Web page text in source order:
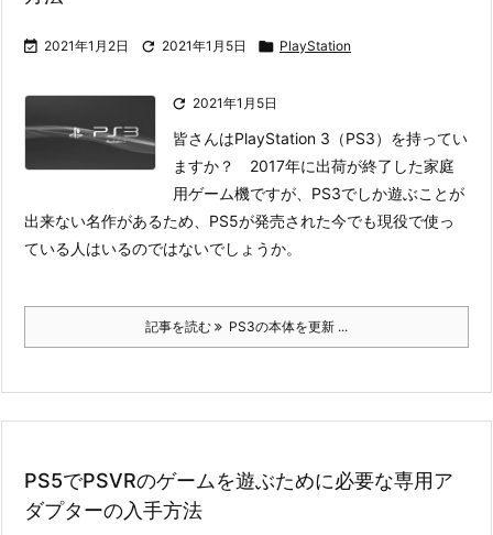
 2021年1月2日  2021年1月5日  PlayStation
 2021年1月5日
皆さんはPlayStation 3（PS3）を持ってい
ますか？ 2017年に出荷が終了した家庭
用ゲーム機ですが、PS3でしか遊ぶことが
出来ない名作があるため、PS5が発売された今でも現役で使っ
ている人はいるのではないでしょうか。
記事を読む PS3の本体を更新 ...
PS5でPSVRのゲームを遊ぶために必要な専用ア
ダプターの入手方法